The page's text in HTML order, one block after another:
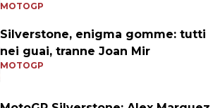
MOTOGP
Silverstone, enigma gomme: tutti
nei guai, tranne Joan Mir
MOTOGP